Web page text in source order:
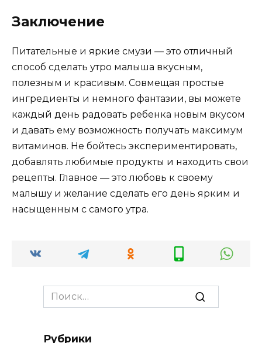
Заключение
Питательные и яркие смузи — это отличный
способ сделать утро малыша вкусным,
полезным и красивым. Совмещая простые
ингредиенты и немного фантазии, вы можете
каждый день радовать ребенка новым вкусом
и давать ему возможность получать максимум
витаминов. Не бойтесь экспериментировать,
добавлять любимые продукты и находить свои
рецепты. Главное — это любовь к своему
малышу и желание сделать его день ярким и
насыщенным с самого утра.
Search
for:
Рубрики